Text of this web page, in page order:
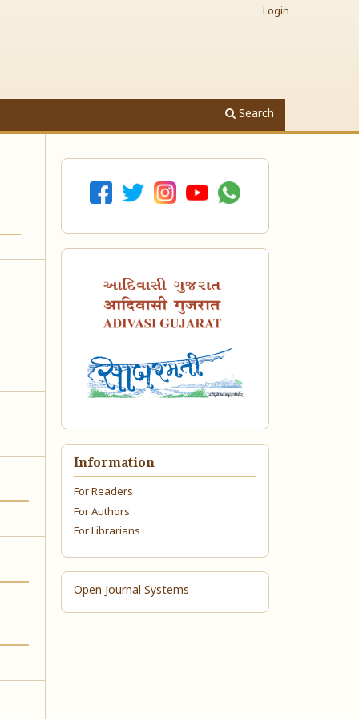
Search
Login
Information
For Readers
For Authors
For Librarians
Open Journal Systems